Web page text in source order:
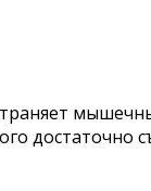
достаточно